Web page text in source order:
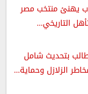
يهنئ منتخب مصر
التاريخي...
بتحديث شامل
الزلازل وحماية...